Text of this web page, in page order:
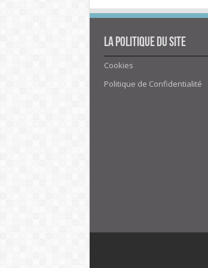
La politique du site
Cookies
Politique de Confidentialité